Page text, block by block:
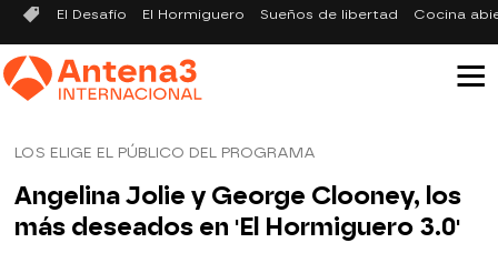
El Desafío El Hormiguero Sueños de libertad Cocina
LOS ELIGE EL PÚBLICO DEL PROGRAMA
Angelina Jolie y George Clooney, los
más deseados en 'El Hormiguero 3.0'